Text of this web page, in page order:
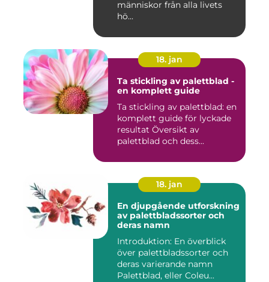
människor från alla livets
hö...
18. jan
Ta stickling av palettblad -
en komplett guide
Ta stickling av palettblad: en
komplett guide för lyckade
resultat Översikt av
palettblad och dess...
18. jan
En djupgående utforskning
av palettbladssorter och
deras namn
Introduktion: En överblick
över palettbladssorter och
deras varierande namn
Palettblad, eller Coleu...